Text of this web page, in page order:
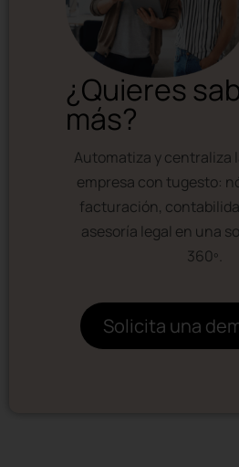
¿Quieres
más?
Automatiza y centraliza
empresa con tugesto:
facturación,
asesoría legal en una
360º.
Solicita una